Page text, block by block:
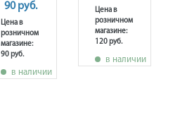
90 руб.
Цена в
розничном
магазине:
90 руб.
в наличии
Цена в
розничном
магазине:
120 руб.
в наличии